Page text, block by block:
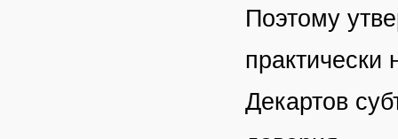
Поэтому
Декартов